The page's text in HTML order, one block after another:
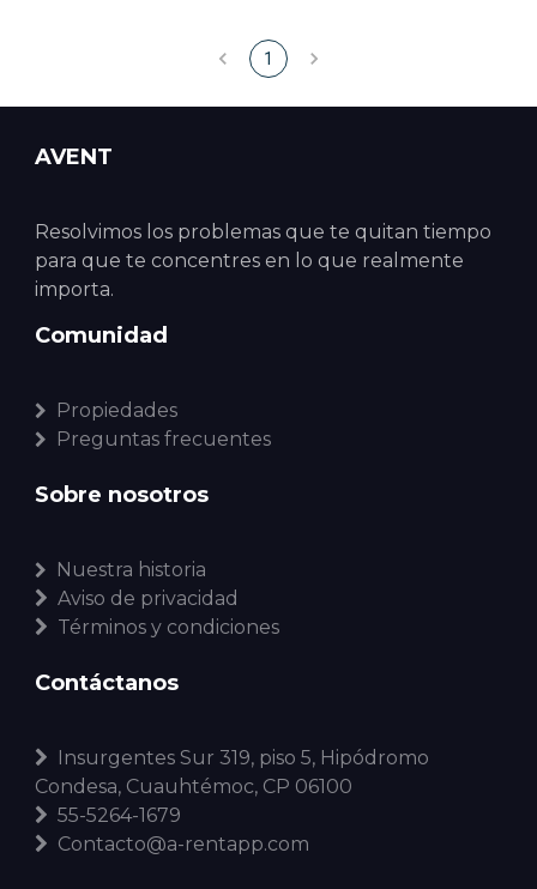
1
AVENT
Resolvimos los problemas que te quitan tiempo
para que te concentres en lo que realmente
importa.
Comunidad
Propiedades
Preguntas frecuentes
Sobre nosotros
Nuestra historia
Aviso de privacidad
Términos y condiciones
Contáctanos
Insurgentes Sur 319, piso 5, Hipódromo
Condesa, Cuauhtémoc, CP 06100
55-5264-1679
Contacto@a-rentapp.com